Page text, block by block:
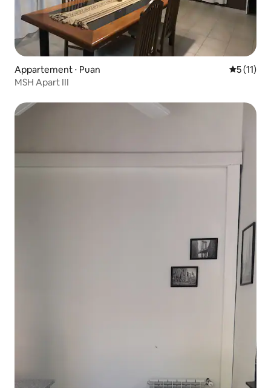
Appartement ⋅ Puan
5 (11)
MSH Apart III